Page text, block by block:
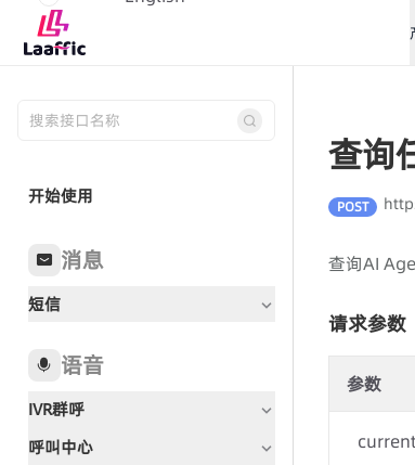
开始使用
消息
短信
语音
IVR群呼
文档指引
呼叫中心
查询
POST
查询AI
请求参数
参数
current